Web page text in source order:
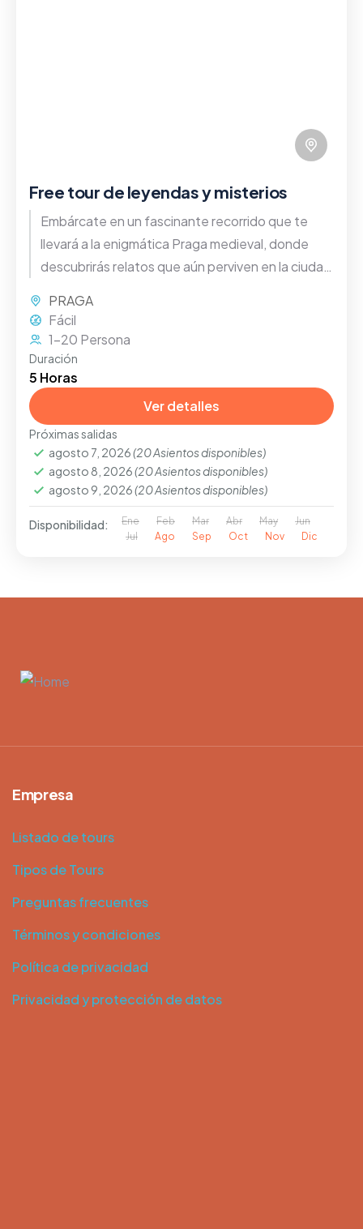
Free tour de leyendas y misterios
Embárcate en un fascinante recorrido que te
llevará a la enigmática Praga medieval, donde
descubrirás relatos que aún perviven en la ciudad
PRAGA
Fácil
1-20 Persona
Duración
5 Horas
Ver detalles
Próximas salidas
agosto 7, 2026(20 Asientos disponibles)
agosto 8, 2026(20 Asientos disponibles)
agosto 9, 2026(20 Asientos disponibles)
Disponibilidad: Ene Feb Mar Abr May
Jun
Jul
Ago Sep Oct Nov Dic
Empresa
Listado de tours
Tipos de Tours
Preguntas frecuentes
Términos y condiciones
Política de privacidad
Privacidad y protección de datos